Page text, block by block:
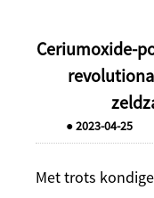
Ceriumoxide-
●2023-04-25
Met trots